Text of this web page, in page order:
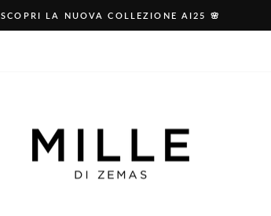
Pause
​SCOPRI LA NUOVA COLLEZIONE AI25 🌸​